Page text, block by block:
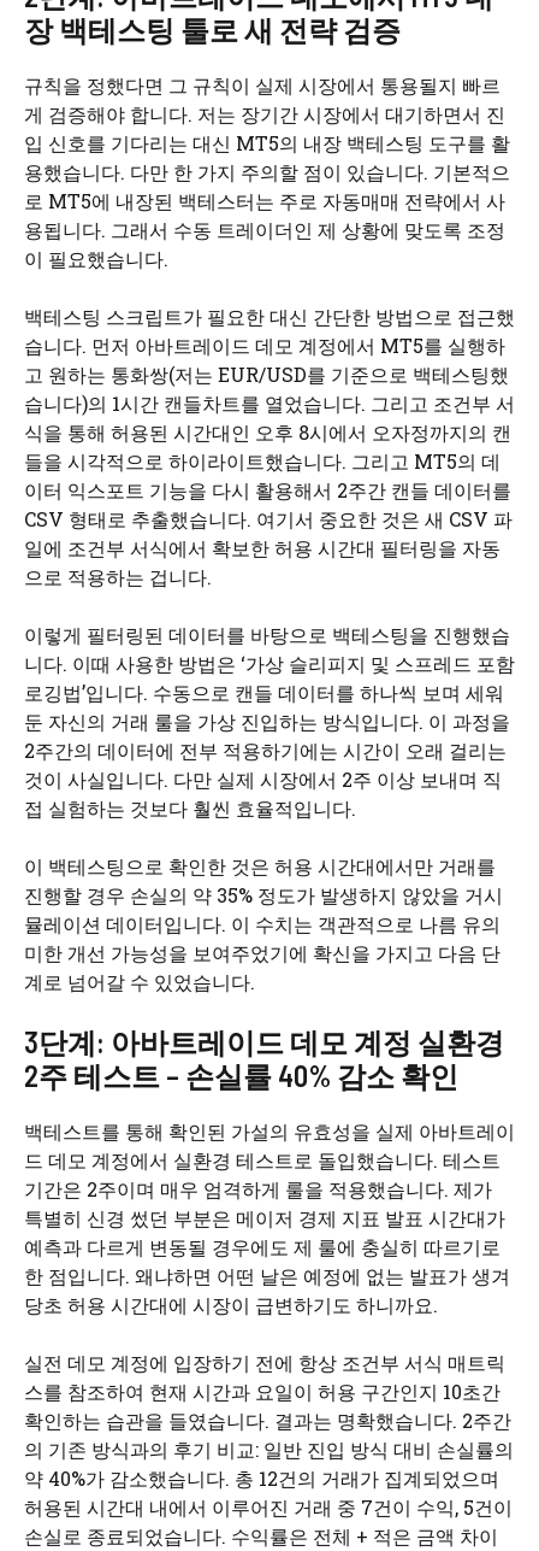
장 백테스팅 툴로 새 전략 검증
규칙을 정했다면 그 규칙이 실제 시장에서 통용될지 빠르
게 검증해야 합니다. 저는 장기간 시장에서 대기하면서 진
입 신호를 기다리는 대신 MT5의 내장 백테스팅 도구를 활
용했습니다. 다만 한 가지 주의할 점이 있습니다. 기본적으
로 MT5에 내장된 백테스터는 주로 자동매매 전략에서 사
용됩니다. 그래서 수동 트레이더인 제 상황에 맞도록 조정
이 필요했습니다.
백테스팅 스크립트가 필요한 대신 간단한 방법으로 접근했
습니다. 먼저 아바트레이드 데모 계정에서 MT5를 실행하
고 원하는 통화쌍(저는 EUR/USD를 기준으로 백테스팅했
습니다)의 1시간 캔들차트를 열었습니다. 그리고 조건부 서
식을 통해 허용된 시간대인 오후 8시에서 오자정까지의 캔
들을 시각적으로 하이라이트했습니다. 그리고 MT5의 데
이터 익스포트 기능을 다시 활용해서 2주간 캔들 데이터를
CSV 형태로 추출했습니다. 여기서 중요한 것은 새 CSV 파
일에 조건부 서식에서 확보한 허용 시간대 필터링을 자동
으로 적용하는 겁니다.
이렇게 필터링된 데이터를 바탕으로 백테스팅을 진행했습
니다. 이때 사용한 방법은 ‘가상 슬리피지 및 스프레드 포함
로깅법’입니다. 수동으로 캔들 데이터를 하나씩 보며 세워
둔 자신의 거래 룰을 가상 진입하는 방식입니다. 이 과정을
2주간의 데이터에 전부 적용하기에는 시간이 오래 걸리는
것이 사실입니다. 다만 실제 시장에서 2주 이상 보내며 직
접 실험하는 것보다 훨씬 효율적입니다.
이 백테스팅으로 확인한 것은 허용 시간대에서만 거래를
진행할 경우 손실의 약 35% 정도가 발생하지 않았을 거시
뮬레이션 데이터입니다. 이 수치는 객관적으로 나름 유의
미한 개선 가능성을 보여주었기에 확신을 가지고 다음 단
계로 넘어갈 수 있었습니다.
3단계: 아바트레이드 데모 계정 실환경
2주 테스트 – 손실률 40% 감소 확인
백테스트를 통해 확인된 가설의 유효성을 실제 아바트레이
드 데모 계정에서 실환경 테스트로 돌입했습니다. 테스트
기간은 2주이며 매우 엄격하게 룰을 적용했습니다. 제가
특별히 신경 썼던 부분은 메이저 경제 지표 발표 시간대가
예측과 다르게 변동될 경우에도 제 룰에 충실히 따르기로
한 점입니다. 왜냐하면 어떤 날은 예정에 없는 발표가 생겨
당초 허용 시간대에 시장이 급변하기도 하니까요.
실전 데모 계정에 입장하기 전에 항상 조건부 서식 매트릭
스를 참조하여 현재 시간과 요일이 허용 구간인지 10초간
확인하는 습관을 들였습니다. 결과는 명확했습니다. 2주간
의 기존 방식과의 후기 비교: 일반 진입 방식 대비 손실률의
약 40%가 감소했습니다. 총 12건의 거래가 집계되었으며
허용된 시간대 내에서 이루어진 거래 중 7건이 수익, 5건이
손실로 종료되었습니다. 수익률은 전체 + 적은 금액 차이